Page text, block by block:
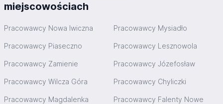
miejscowościach
Pracowawcy Nowa Iwiczna Pracowawcy Mysiadło
Pracowawcy Piaseczno Pracowawcy Lesznowola
Pracowawcy Zamienie Pracowawcy Józefosław
Pracowawcy Wilcza Góra Pracowawcy Chyliczki
Pracowawcy Magdalenka Pracowawcy Falenty Nowe